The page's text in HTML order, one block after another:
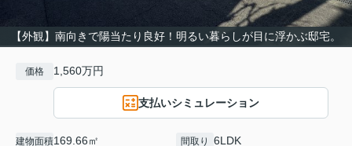
【外観】南向きで陽当たり良好！明るい暮らしが目に浮かぶ邸宅。
価格 1,560万円
支払いシミュレーション
建物面積169.66㎡ 間取り 6LDK